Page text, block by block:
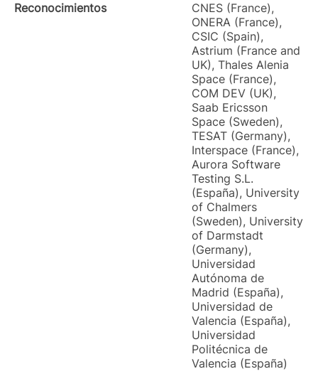
Reconocimientos
CNES (France),
ONERA (France),
CSIC (Spain),
Astrium (France and
UK), Thales Alenia
Space (France),
COM DEV (UK),
Saab Ericsson
Space (Sweden),
TESAT (Germany),
Interspace (France),
Aurora Software
Testing S.L.
(España), University
of Chalmers
(Sweden), University
of Darmstadt
(Germany),
Universidad
Autónoma de
Madrid (España),
Universidad de
Valencia (España),
Universidad
Politécnica de
Valencia (España)